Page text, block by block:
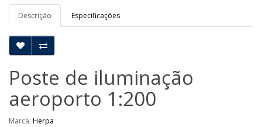
Descrição Especificações
Poste de iluminação
aeroporto 1:200
Marca: Herpa